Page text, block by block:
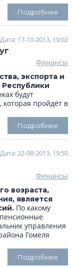
Подробнее
Дата: 17-10-2013, 19:02
Финансы
экспорта и
будут
пройдёт в
Подробнее
Дата: 22-08-2013, 19:50
Финансы
возраста,
является
По какому
управления
Гомеля
Подробнее